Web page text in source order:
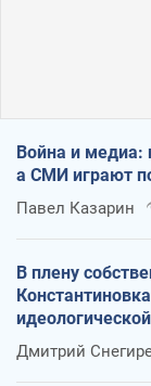
Война и медиа:
а СМИ играют
Павел Казарин
В плену
оккупантов
Дмитрий